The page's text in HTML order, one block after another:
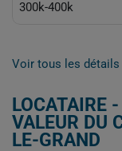
300k-400k
Voir tous les détails
LOCATAIRE
VALEUR DU
LE-GRAND